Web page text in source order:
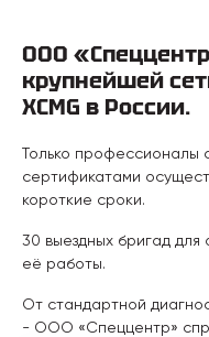
ООО
крупнейшей
XCMG в России.
Только профессионалы
сертификатами
короткие сроки.
30 выездных бригад для
её работы.
От стандартной
- ООО «Спеццентр»